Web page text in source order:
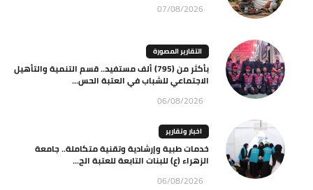
07/08/2026
التقارير المصورة
بأكثر من (795) ألف مستفيد.. قسم التنمية والتأهيل
الاجتماعي للشباب في العتبة الحس...
06/08/2026
اخبار وتقارير
خدمات طبية وإرشادية وتقنية متكاملة.. جامعة
الزهراء (ع) للبنات التابعة للعتبة الح...
06/08/2026